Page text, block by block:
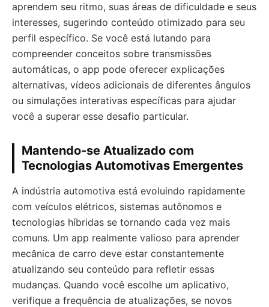
aprendem seu ritmo, suas áreas de dificuldade e seus
interesses, sugerindo conteúdo otimizado para seu
perfil específico. Se você está lutando para
compreender conceitos sobre transmissões
automáticas, o app pode oferecer explicações
alternativas, vídeos adicionais de diferentes ângulos
ou simulações interativas específicas para ajudar
você a superar esse desafio particular.
Mantendo-se Atualizado com
Tecnologias Automotivas Emergentes
A indústria automotiva está evoluindo rapidamente
com veículos elétricos, sistemas autônomos e
tecnologias híbridas se tornando cada vez mais
comuns. Um app realmente valioso para aprender
mecânica de carro deve estar constantemente
atualizando seu conteúdo para refletir essas
mudanças. Quando você escolhe um aplicativo,
verifique a frequência de atualizações, se novos